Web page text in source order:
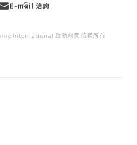
E-mail 洽詢
International 啟動創意 版權所有